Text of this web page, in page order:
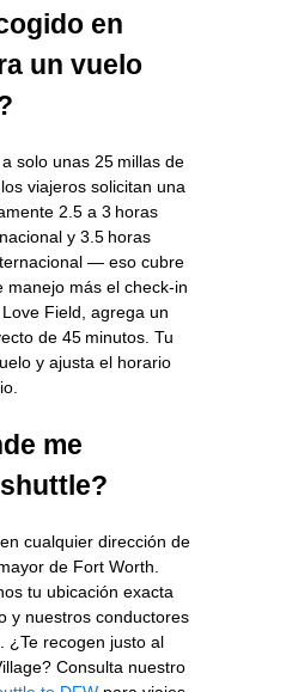
en
un vuelo
solo unas 25 millas de
viajeros solicitan una
2.5 a 3 horas
y 3.5 horas
— eso cubre
manejo más el check‑in
Field, agrega un
de 45 minutos. Tu
y ajusta el horario
me
cualquier dirección de
de Fort Worth.
tu ubicación exacta
y nuestros conductores
¿Te recogen justo al
Consulta nuestro